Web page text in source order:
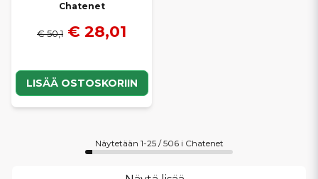
Chatenet
€ 50,1 € 28,01
LISÄÄ OSTOSKORIIN
Näytetään 1-25 / 506 i Chatenet